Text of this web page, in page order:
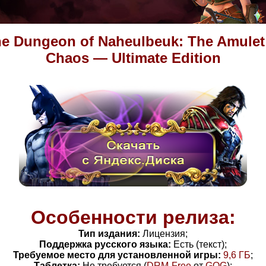
Dungeon of Naheulbeuk: The
Chaos — Ultimate Edition
Особенности релиза:
Тип издания: Лицензия;
Поддержка русского языка: Есть (текст);
Требуемое место для установленной игры: 9,6 ГБ;